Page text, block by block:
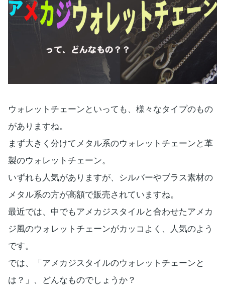
ウォレットチェーンといっても、様々なタイプのもの
がありますね。
まず大きく分けてメタル系のウォレットチェーンと革
製のウォレットチェーン。
いずれも人気がありますが、シルバーやブラス素材の
メタル系の方が高額で販売されていますね。
最近では、中でもアメカジスタイルと合わせたアメカ
ジ風のウォレットチェーンがカッコよく、人気のよう
です。
では、「アメカジスタイルのウォレットチェーンと
は？」、どんなものでしょうか？